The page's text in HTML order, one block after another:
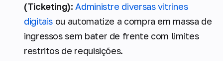
(Ticketing): Administre diversas vitrines
digitais ou automatize a compra em massa de
ingressos sem bater de frente com limites
restritos de requisições.